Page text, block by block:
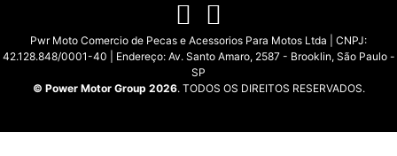
Pwr Moto Comercio de Pecas e Acessorios Para Motos Ltda | CNPJ:
42.128.848/0001-40 | Endereço: Av. Santo Amaro, 2587 - Brooklin, São Paulo -
SP
© Power Motor Group 2026. TODOS OS DIREITOS RESERVADOS.